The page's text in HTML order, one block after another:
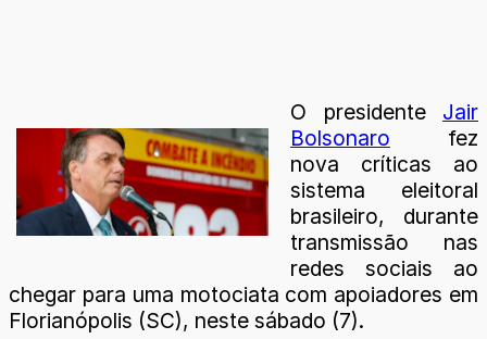
O presidente Jair
Bolsonaro fez
nova críticas ao
sistema eleitoral
brasileiro, durante
transmissão nas
redes sociais ao
chegar para uma motociata com apoiadores em
Florianópolis (SC), neste sábado (7).